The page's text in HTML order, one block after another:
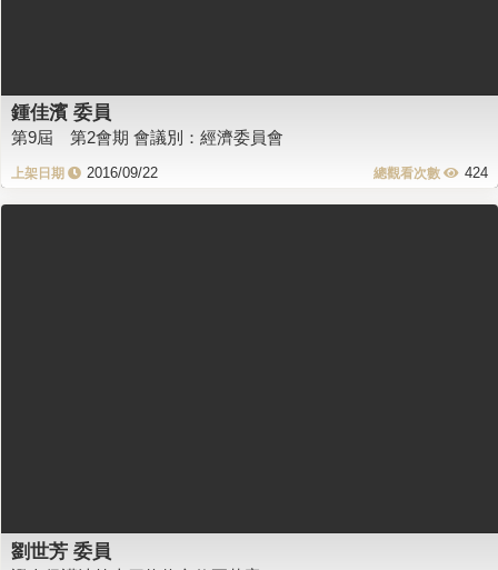
鍾佳濱 委員
第9屆 第2會期 會議別：經濟委員會
2016/09/22 424
劉世芳 委員